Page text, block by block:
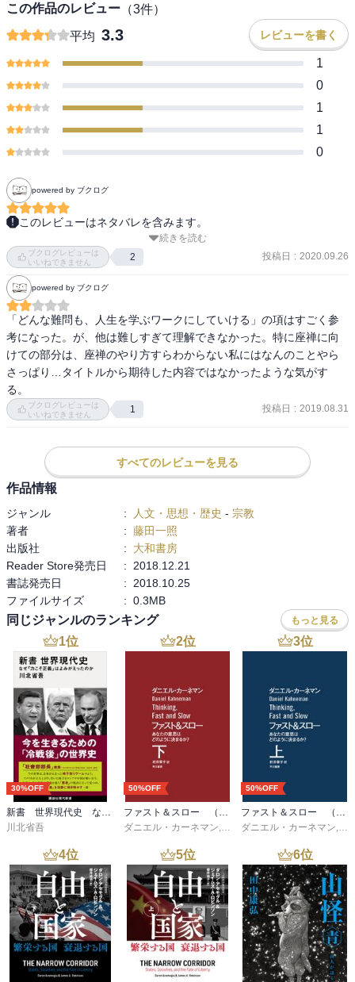
この作品のレビュー （3件）
平均 3.3 レビューを書く
1
0
1
1
0
powered by ブクログ
このレビューはネタバレを含みます。
アメリカで17年に渡り禅を指導している禅僧が説く禅のアレコレ。
アメリカの人向けに解釈され直しているせいか、アプローチの仕方
が他の人と違っていて、腑に落ちる表現もいくつかあった。
個人的には、なるほど！と思う点が多く、とても良かった。
本書の主眼は、個人が孤立した点として存在する「分離の様式」か
らすべての物が繋がりあっている「繋がりの様式」への転換を勧め
ているのかなと思う。
・地獄にだけは行きたくないと思っている人には、逆に地獄が現れ
る。
・『貪（pull）』
今ある状態は好ましいけど、まだ何か足りず、その何かを欲しが
ること。
・『瞋 (push)』
今の状態に何か気に入らないものがあり、腹が立つので、取り除
きたいと思う。
・『痴(ignorance)』
今起きていることに自覚がない。
・幸せなのが当たり前、普通の状態になるような生き方に育ててい
・回避したいもの、否認したいものがあるとパーティーが楽しめな
くなる
・「死」をわからないままでそれを受け入れる
・生は生ぎり、死は死ぎり
・心配しなくても、必ずどうにかなるよという応援が諸行無常
・自己の向上とは、裏を返せば、自己満足の追求で、自分や他者と
の競争である。周りの人は脇役になってしまう
・主観の自由が否定されるところに、自然の道理に従うという主体
の自由が成り立つ
続きを読む
ブクログレビューは
いいねできません
2 投稿日 : 2020.09.26
powered by ブクログ
「どんな難問も、人生を学ぶワークにしていける」の項はすごく参
考になった。が、他は難しすぎて理解できなかった。特に座禅に向
けての部分は、座禅のやり方すらわからない私にはなんのことやら
さっぱり…タイトルから期待した内容ではなかったような気がす
る。
ブクログレビューは
いいねできません
1 投稿日 : 2019.08.31
すべてのレビューを見る
作品情報
ジャンル : 人文・思想・歴史 - 宗教
著者
: 藤田一照
出版社
:
大和書房
Reader Store発売日
:
2018.12.21
書誌発売日
:
2018.10.25
ファイルサイズ
: 0.3MB
同じジャンルのランキング もっと見る
1位
30%OFF
新書 世界現代史 なぜ「力こそ正義」はよみがえったのか
川北省吾
2位
50%OFF
ファスト＆スロー （下）
ダニエル・カーネマン, 村井章子
3位
50%OFF
ファスト＆スロー （上）
ダニエル・カーネマン, 村
4位 5位 6位